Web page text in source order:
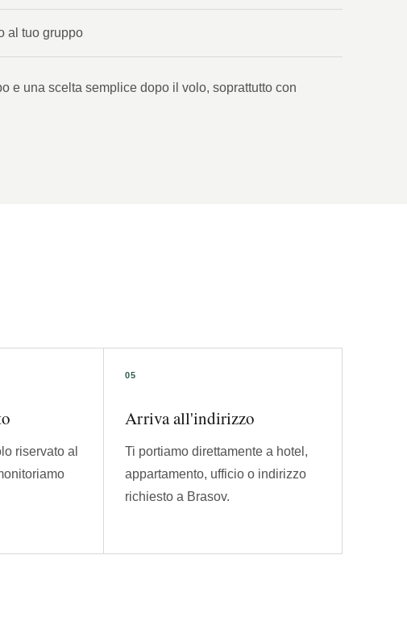
al tuo gruppo
e una scelta semplice dopo il volo, soprattutto con
riservato al
Arriva all'indirizzo
Ti portiamo direttamente a hotel,
appartamento, ufficio o indirizzo
richiesto a Brasov.